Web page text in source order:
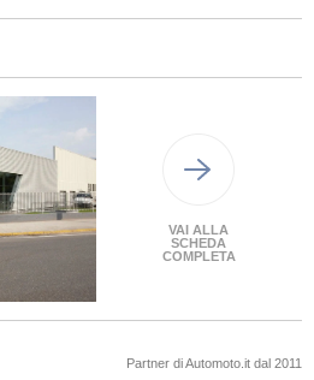
VAI ALLA
SCHEDA
COMPLETA
Partner di Automoto.it dal 2011